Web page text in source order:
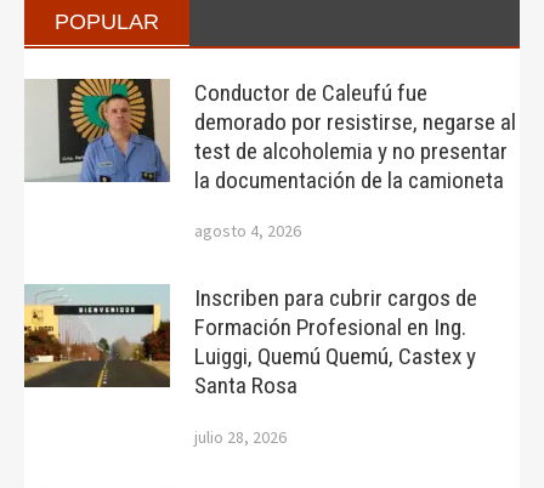
POPULAR
Conductor de Caleufú fue
demorado por resistirse, negarse al
test de alcoholemia y no presentar
la documentación de la camioneta
agosto 4, 2026
Inscriben para cubrir cargos de
Formación Profesional en Ing.
Luiggi, Quemú Quemú, Castex y
Santa Rosa
julio 28, 2026